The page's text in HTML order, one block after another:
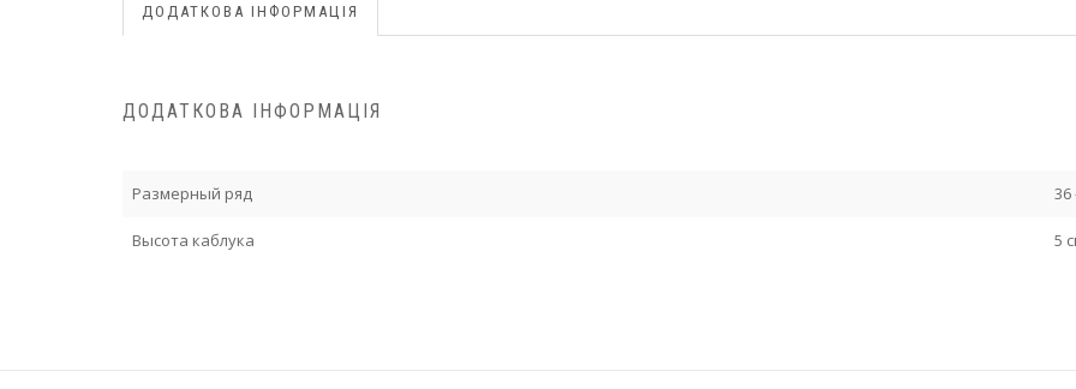
ДОДАТКОВА ІНФОРМАЦІЯ
ДОДАТКОВА ІНФОРМАЦІЯ
Размерный ряд 36
Высота каблука 5